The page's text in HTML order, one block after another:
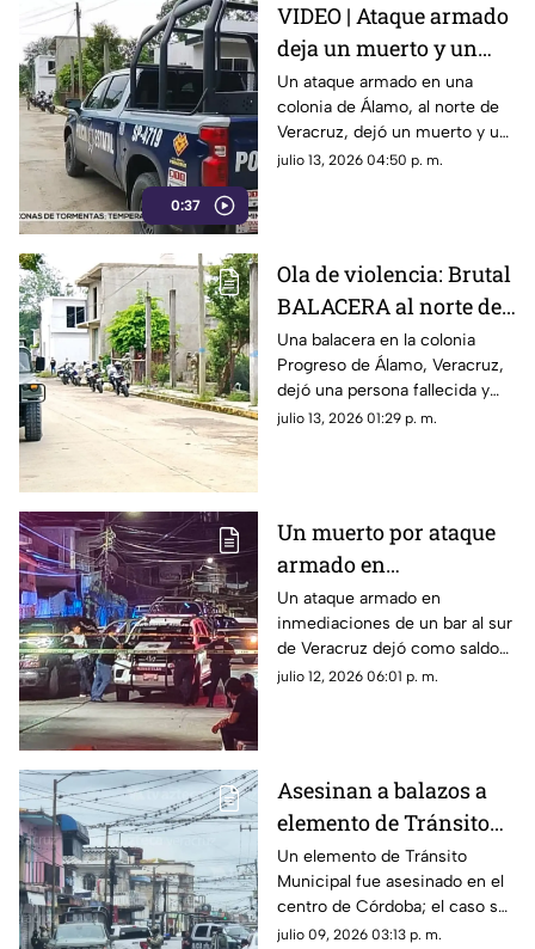
0:37
VIDEO | Ataque armado
deja un muerto y un
lesionado, al norte de
Veracruz
Un ataque armado en una
colonia de Álamo, al norte de
Veracruz, dejó un muerto y un
lesionado; una muestra de que
julio 13, 2026 04:50 p. m.
Ola de violencia: Brutal
BALACERA al norte de
Veracruz deja un
muerto y un herido
Una balacera en la colonia
Progreso de Álamo, Veracruz,
dejó una persona fallecida y
otra lesionada. Esto se sabe.
julio 13, 2026 01:29 p. m.
Un muerto por ataque
armado en
inmediaciones de bar
al sur de Veracruz;
sigue la violencia en el
gobierno de Rocío
Un ataque armado en
inmediaciones de un bar al sur
de Veracruz dejó como saldo
un hombre muerto; este
julio 12, 2026 06:01 p. m.
Asesinan a balazos a
elemento de Tránsito
Municipal en Córdoba;
así ocurrió
Un elemento de Tránsito
Municipal fue asesinado en el
centro de Córdoba; el caso se
suma a la lista de hechos
julio 09, 2026 03:13 p. m.